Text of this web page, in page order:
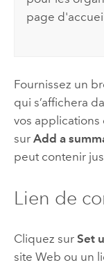
page
Fournissez un
qui s’affichera
vos applications
sur Add a
peut contenir
Lien de
Cliquez sur Set
site Web ou un